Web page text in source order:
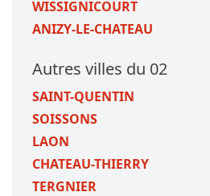
WISSIGNICOURT
ANIZY-LE-CHATEAU
Autres villes du 02
SAINT-QUENTIN
SOISSONS
LAON
CHATEAU-THIERRY
TERGNIER